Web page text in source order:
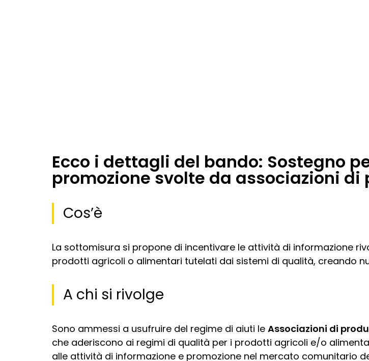
Ecco i dettagli del bando: Sostegno
promozione svolte da associazioni
Cos’è
La sottomisura si propone di incentivare le attività di informazione
prodotti agricoli o alimentari tutelati dai sistemi di qualità, creando
A chi si rivolge
Sono ammessi a usufruire del regime di aiuti le Associazioni di
che aderiscono ai regimi di qualità per i prodotti agricoli e/o
alle attività di informazione e promozione nel mercato comunitario